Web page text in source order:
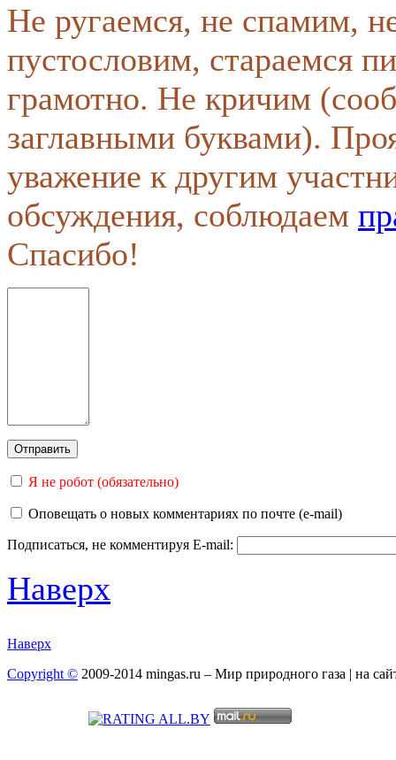
Не ругаемся, не спамим,
пустословим, стараемся
грамотно. Не кричим
заглавными буквами).
уважение к другим
обсуждения, соблюдаем
Спасибо!
Я не робот (обязательно)
Оповещать о новых комментариях по почте (e-mail)
Подписаться, не комментируя E-mail:
Наверх
Наверх
Copyright © 2009-2014 mingas.ru – Мир природного газа | на